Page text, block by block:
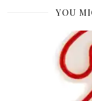
YOU